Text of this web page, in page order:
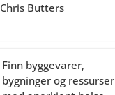
Chris Butters
Finn byggevarer,
bygninger og ressurser